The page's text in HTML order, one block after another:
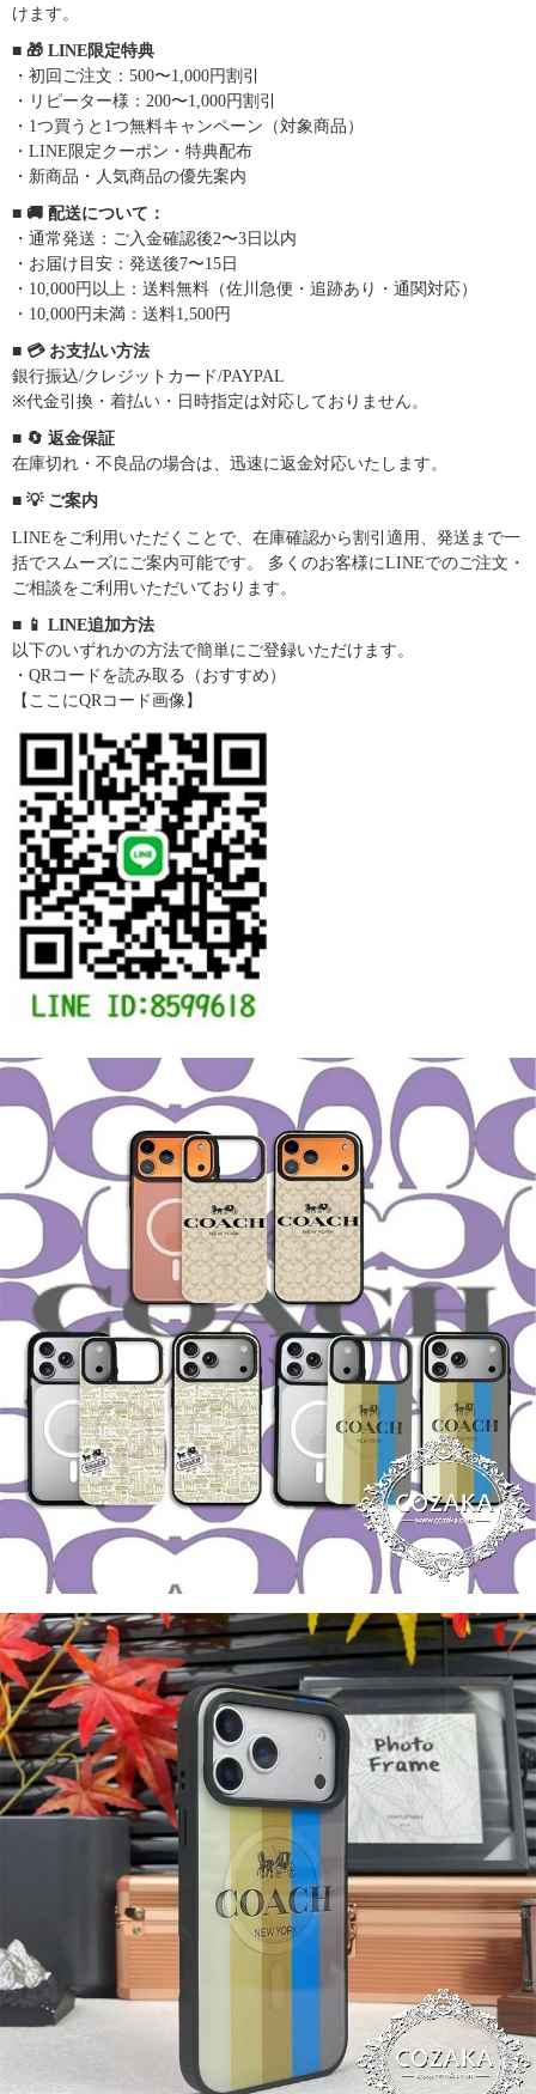
けます。
■ 🎁 LINE限定特典
・初回ご注文：500〜1,000円割引
・リピーター様：200〜1,000円割引
・1つ買うと1つ無料キャンペーン（対象商品）
・LINE限定クーポン・特典配布
・新商品・人気商品の優先案内
■ 🚚 配送について：
・通常発送：ご入金確認後2〜3日以内
・お届け目安：発送後7〜15日
・10,000円以上：送料無料（佐川急便・追跡あり・通関対応）
・10,000円未満：送料1,500円
■ 💳 お支払い方法
銀行振込/クレジットカード/PAYPAL
※代金引換・着払い・日時指定は対応しておりません。
■ 🔄 返金保証
在庫切れ・不良品の場合は、迅速に返金対応いたします。
■ 💡 ご案内
LINEをご利用いただくことで、在庫確認から割引適用、発送まで一
括でスムーズにご案内可能です。 多くのお客様にLINEでのご注文・
ご相談をご利用いただいております。
■ 📱 LINE追加方法
以下のいずれかの方法で簡単にご登録いただけます。
・QRコードを読み取る（おすすめ）
【ここにQRコード画像】